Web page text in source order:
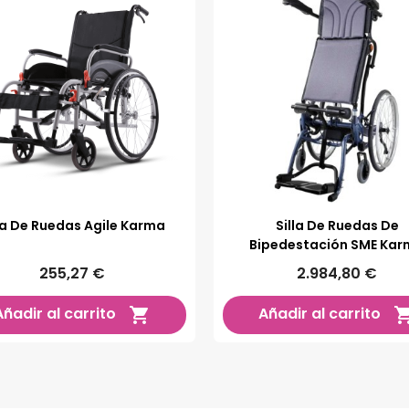
De Ruedas Agile Karma
255,27 €
al carrito

Silla De Ruedas De
Bipedestación SME
2.984,80 €
Añadir al carrito